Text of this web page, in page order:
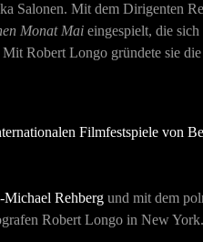
Salonen. Mit dem Dirigenten
Monat Mai eingespielt, die
Robert Longo gründete sie
Filmfestspiele von
Michael Rehberg und mit dem
Robert Longo in New